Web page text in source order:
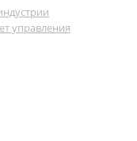
управления